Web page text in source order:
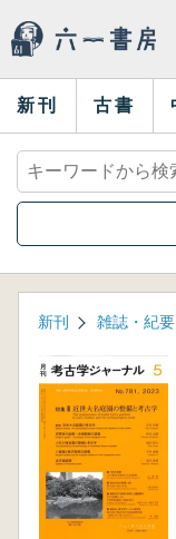
新刊 古書
新刊 雑誌・紀要